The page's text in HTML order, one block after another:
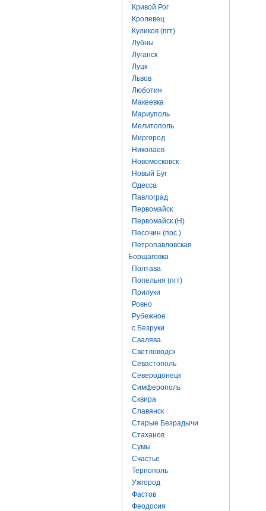
Кривой Рог
Кролевец
Куликов (пгт)
Лубны
Луганск
Луцк
Львов
Люботин
Макеевка
Мариуполь
Мелитополь
Миргород
Николаев
Новомосковск
Новый Буг
Одесса
Павлоград
Первомайск
Первомайск (Н)
Песочин (пос.)
Петропавловская
Борщаговка
Полтава
Попельня (пгт)
Прилуки
Ровно
Рубежное
с.Безруки
Свалява
Светловодск
Севастополь
Северодонецк
Симферополь
Сквира
Славянск
Старые Безрадычи
Стаханов
Сумы
Счастье
Тернополь
Ужгород
Фастов
Феодосия